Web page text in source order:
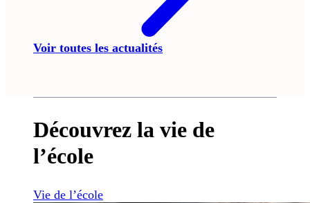
Voir toutes les actualités
Découvrez la vie de
l’école
Vie de l’école